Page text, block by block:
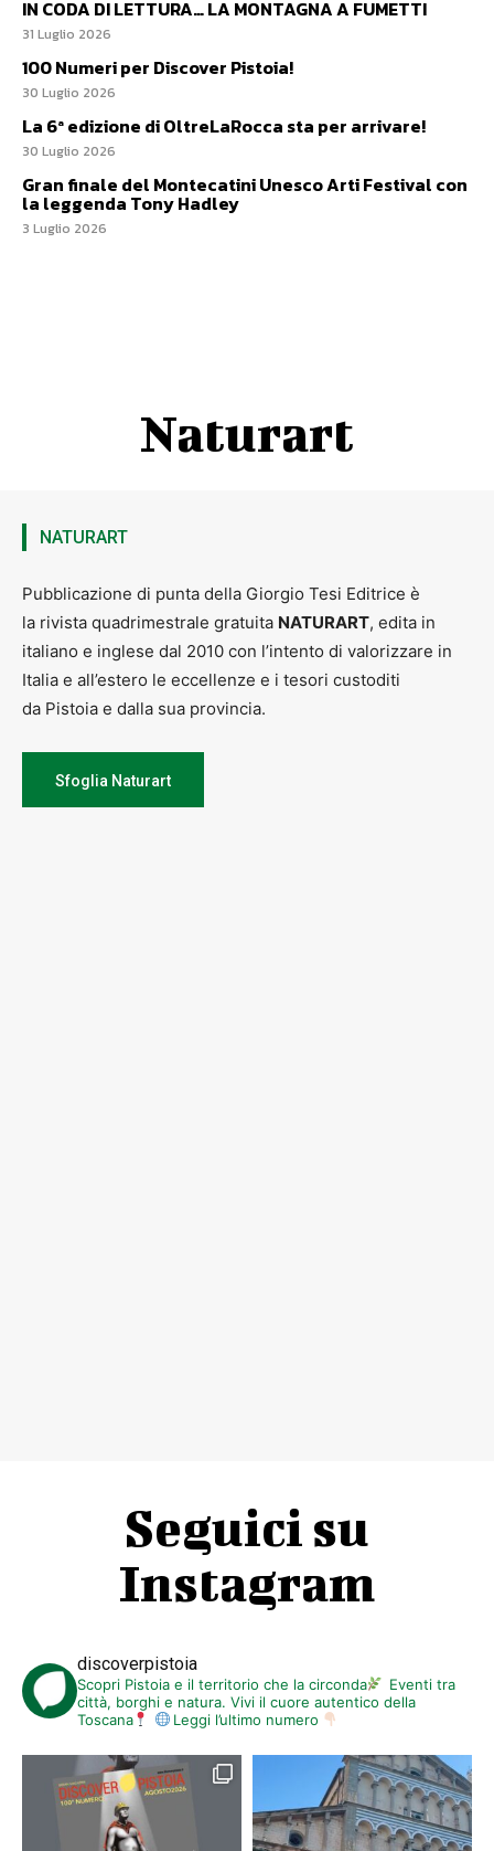
IN CODA DI LETTURA… LA MONTAGNA A FUMETTI
31 Luglio 2026
100 Numeri per Discover Pistoia!
30 Luglio 2026
La 6ª edizione di OltreLaRocca sta per arrivare!
30 Luglio 2026
Gran finale del Montecatini Unesco Arti Festival con
la leggenda Tony Hadley
3 Luglio 2026
Naturart
NATURART
Pubblicazione di punta della Giorgio Tesi Editrice è
la rivista quadrimestrale gratuita NATURART, edita in
italiano e inglese dal 2010 con l’intento di valorizzare in
Italia e all’estero le eccellenze e i tesori custoditi
da Pistoia e dalla sua provincia.
Sfoglia Naturart
Seguici su
Instagram
discoverpistoia
Scopri Pistoia e il territorio che la circonda
Eventi tra
città, borghi e natura. Vivi il cuore autentico della
Toscana
Leggi l’ultimo numero